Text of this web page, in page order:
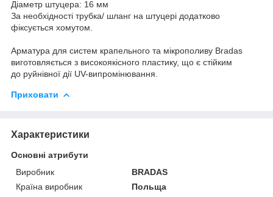
Діаметр штуцера: 16 мм
За необхідності трубка/ шланг на штуцері додатково
фіксується хомутом.
Арматура для систем крапельного та мікрополиву Bradas
виготовляється з високоякісного пластику, що є стійким
до руйнівної дії UV-випромінювання.
Приховати
Характеристики
Основні атрибути
Виробник
BRADAS
Країна виробник
Польща